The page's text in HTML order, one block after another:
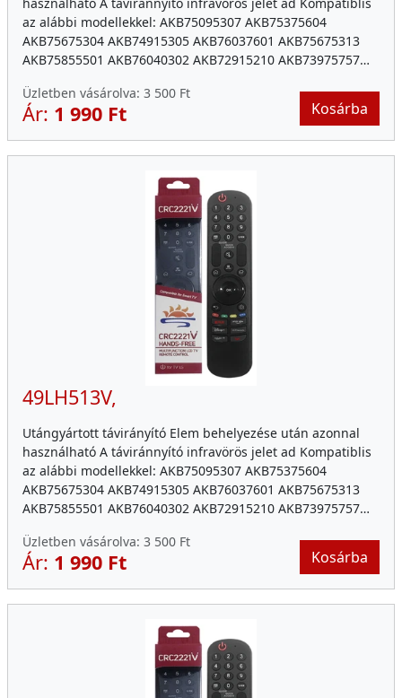
az alábbi modellekkel: AKB75095307 AKB75375604
AKB75675304 AKB74915305 AKB76037601 AKB75675313
AKB75855501 AKB76040302 AKB72915210 AKB73975757…
Üzletben vásárolva: 3 500 Ft
Ár: 1 990 Ft Kosárba
49LH513V,
Utángyártott távirányító Elem behelyezése után azonnal
használható A táviránnyító infravörös jelet ad Kompatiblis
az alábbi modellekkel: AKB75095307 AKB75375604
AKB75675304 AKB74915305 AKB76037601 AKB75675313
AKB75855501 AKB76040302 AKB72915210 AKB73975757…
Üzletben vásárolva: 3 500 Ft
Ár: 1 990 Ft Kosárba